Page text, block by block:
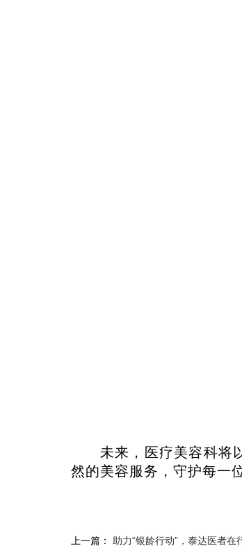
未来，医疗美容科将
然的美容服务，守护每一
上一篇： 助力“银龄行动”，泰达医者在